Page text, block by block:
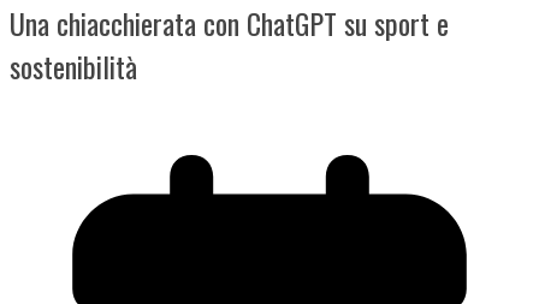
Una chiacchierata con ChatGPT su sport e
sostenibilità